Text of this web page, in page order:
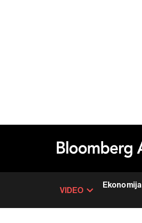
VIDEO
Ekonomija